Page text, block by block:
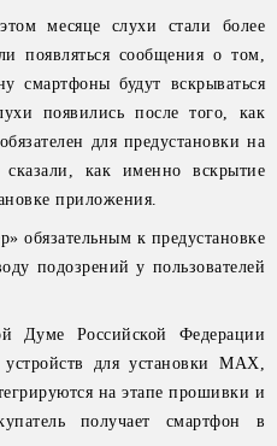
месяце слухи стали более
появляться сообщения о том,
смартфоны будут вскрываться
появились после того, как
для предустановки на
как именно вскрытие
приложения.
обязательным к предустановке
подозрений у пользователей
Думе Российской Федерации
для установки MАХ,
на этапе прошивки и
получает смартфон в